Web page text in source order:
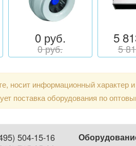
0 руб.
0 руб.
5
5
носит информационный
поставка оборудования по
504-15-16